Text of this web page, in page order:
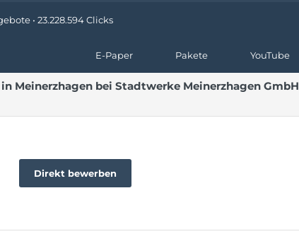
• 23.228.594 Clicks
E-Paper Pakete YouTube
Meinerzhagen bei Stadtwerke Meinerzhagen GmbH
Direkt bewerben